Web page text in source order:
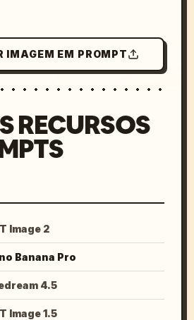
IMAGEM EM PROMPT
RECURSOS
Image 2
Banana Pro
4.5
Image 1.5